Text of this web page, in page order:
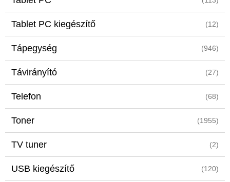
Tablet PC kiegészítő (12)
Tápegység (946)
Távirányító (27)
Telefon (68)
Toner (1955)
TV tuner (2)
USB kiegészítő (120)